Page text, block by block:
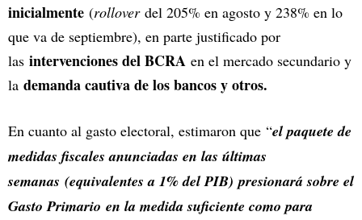
inicialmente (rolloverdel 205% en agosto y 238% en lo
que va de septiembre), en parte justificado por
las intervenciones del BCRA en el mercado secundario y
la demanda cautiva de los bancos y otros.
En cuanto al gasto electoral, estimaron que “el paquete de
medidas fiscales anunciadas en las últimas
semanas (equivalentes a 1% del PIB) presionará sobre el
Gasto Primario en la medida suficiente como para